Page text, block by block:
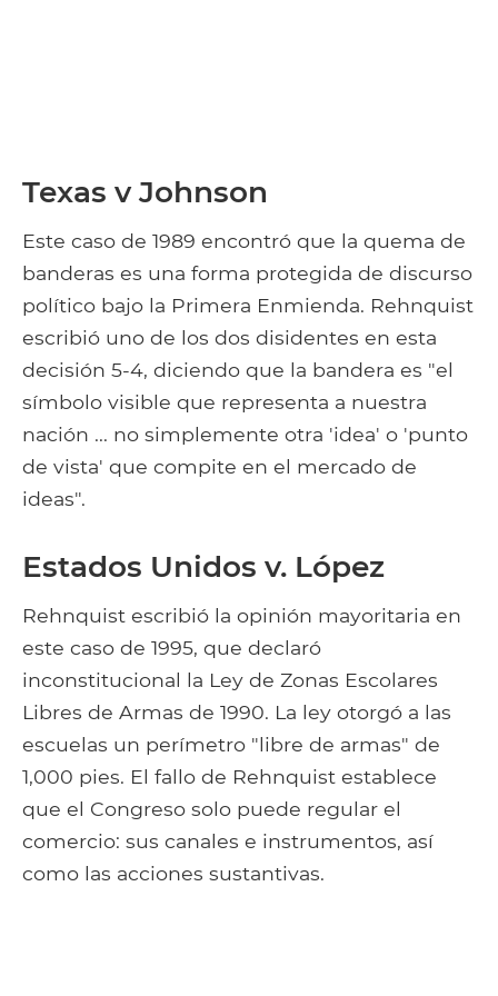
Texas v Johnson
Este caso de 1989 encontró que la quema de
banderas es una forma protegida de discurso
político bajo la Primera Enmienda. Rehnquist
escribió uno de los dos disidentes en esta
decisión 5-4, diciendo que la bandera es "el
símbolo visible que representa a nuestra
nación ... no simplemente otra 'idea' o 'punto
de vista' que compite en el mercado de
ideas".
Estados Unidos v. López
Rehnquist escribió la opinión mayoritaria en
este caso de 1995, que declaró
inconstitucional la Ley de Zonas Escolares
Libres de Armas de 1990. La ley otorgó a las
escuelas un perímetro "libre de armas" de
1,000 pies. El fallo de Rehnquist establece
que el Congreso solo puede regular el
comercio: sus canales e instrumentos, así
como las acciones sustantivas.